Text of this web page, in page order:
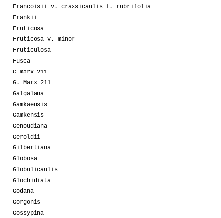
Francoisii v. crassicaulis f. rubrifolia
Frankii
Fruticosa
Fruticosa v. minor
Fruticulosa
Fusca
G marx 211
G. Marx 211
Galgalana
Gamkaensis
Gamkensis
Genoudiana
Geroldii
Gilbertiana
Globosa
Globulicaulis
Glochidiata
Godana
Gorgonis
Gossypina